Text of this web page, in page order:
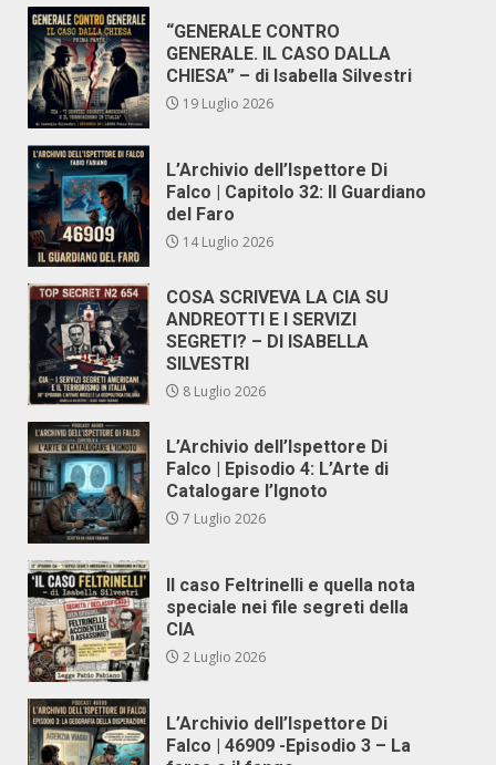
“GENERALE CONTRO
GENERALE. IL CASO DALLA
CHIESA” – di Isabella Silvestri
19 Luglio 2026
L’Archivio dell’Ispettore Di
Falco | Capitolo 32: Il Guardiano
del Faro
14 Luglio 2026
COSA SCRIVEVA LA CIA SU
ANDREOTTI E I SERVIZI
SEGRETI? – DI ISABELLA
SILVESTRI
8 Luglio 2026
L’Archivio dell’Ispettore Di
Falco | Episodio 4: L’Arte di
Catalogare l’Ignoto
7 Luglio 2026
Il caso Feltrinelli e quella nota
speciale nei file segreti della
CIA
2 Luglio 2026
L’Archivio dell’Ispettore Di
Falco | 46909 -Episodio 3 – La